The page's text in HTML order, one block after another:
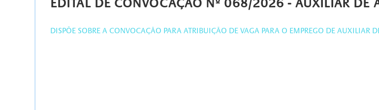
EDITAL DE CONVOCAÇÃO Nº 068/2026 - AUXILIAR DE
DISPÕE SOBRE A CONVOCAÇÃO PARA ATRIBUIÇÃO DE VAGA PARA O EMPREGO DE AUXILIAR